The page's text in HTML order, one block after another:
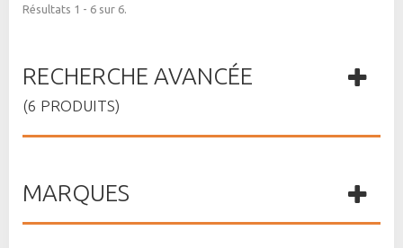
Résultats 1 - 6 sur 6.
RECHERCHE AVANCÉE
(6 PRODUITS)
MARQUES